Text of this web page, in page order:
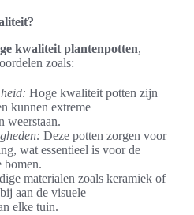
kwaliteit plantenpotten,
zoals:
Hoge kwaliteit potten zijn
kunnen extreme
weerstaan.
Deze potten zorgen voor
wat essentieel is voor de
bomen.
materialen zoals keramiek of
aan de visuele
elke tuin.